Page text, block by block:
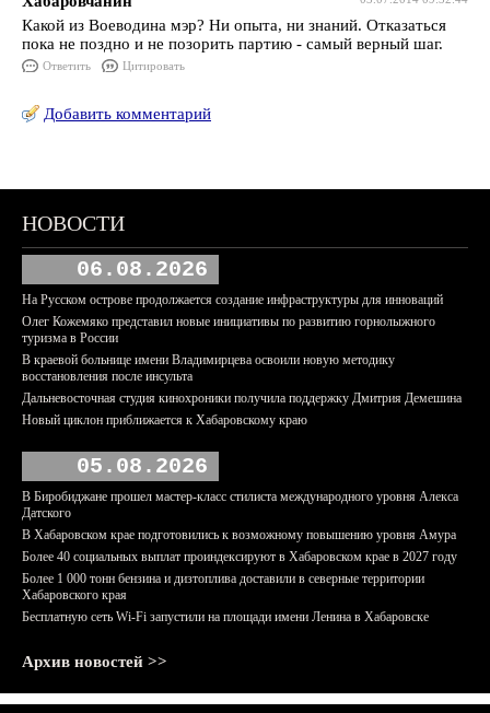
Какой из Воеводина мэр? Ни опыта, ни знаний. Отказаться
пока не поздно и не позорить партию - самый верный шаг.
Ответить Цитировать
Добавить комментарий
НОВОСТИ
06.08.2026
На Русском острове продолжается создание инфраструктуры для инноваций
Олег Кожемяко представил новые инициативы по развитию горнолыжного
туризма в России
В краевой больнице имени Владимирцева освоили новую методику
восстановления после инсульта
Дальневосточная студия кинохроники получила поддержку Дмитрия Демешина
Новый циклон приближается к Хабаровскому краю
05.08.2026
В Биробиджане прошел мастер-класс стилиста международного уровня Алекса
Датского
В Хабаровском крае подготовились к возможному повышению уровня Амура
Более 40 социальных выплат проиндексируют в Хабаровском крае в 2027 году
Более 1 000 тонн бензина и дизтоплива доставили в северные территории
Хабаровского края
Бесплатную сеть Wi-Fi запустили на площади имени Ленина в Хабаровске
Архив новостей >>